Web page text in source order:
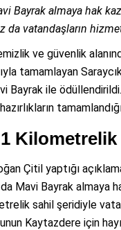
Bayrak almaya hak
vatandaşların
ve güvenlik
tamamlayan
Bayrak ile
Kilometrelik
Çitil yaptığı
Mavi Bayrak almaya
sahil şeridiyle
Kaytazdere için